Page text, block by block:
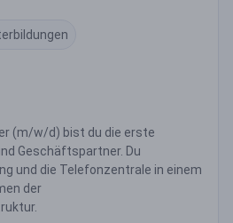
(m/w/d) bist du die erste
Geschäftspartner. Du
und die Telefonzentrale in einem
der